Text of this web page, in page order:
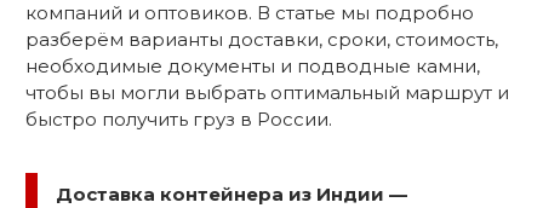
компаний и оптовиков. В статье мы подробно
разберём варианты доставки, сроки, стоимость,
необходимые документы и подводные камни,
чтобы вы могли выбрать оптимальный маршрут и
быстро получить груз в России.
Доставка контейнера из Индии —